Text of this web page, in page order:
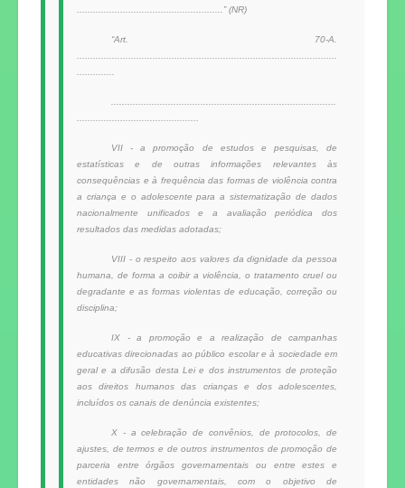
......................................................” (NR)
“Art. 70-A.
................................................................................................
..............
...................................................................................
.............................................
VII - a promoção de estudos e pesquisas, de
estatísticas e de outras informações relevantes às
consequências e à frequência das formas de violência contra
a criança e o adolescente para a sistematização de dados
nacionalmente unificados e a avaliação periódica dos
resultados das medidas adotadas;
VIII - o respeito aos valores da dignidade da pessoa
humana, de forma a coibir a violência, o tratamento cruel ou
degradante e as formas violentas de educação, correção ou
disciplina;
IX - a promoção e a realização de campanhas
educativas direcionadas ao público escolar e à sociedade em
geral e a difusão desta Lei e dos instrumentos de proteção
aos direitos humanos das crianças e dos adolescentes,
incluídos os canais de denúncia existentes;
X - a celebração de convênios, de protocolos, de
ajustes, de termos e de outros instrumentos de promoção de
parceria entre órgãos governamentais ou entre estes e
entidades não governamentais, com o objetivo de